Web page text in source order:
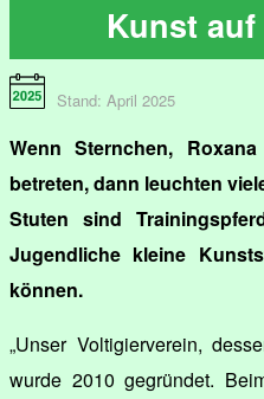
Kunst
Stand: April 2025
Wenn Sternchen,
betreten, dann leuchten
Stuten sind
Jugendliche kleine
können.
„Unser Voltigierverein,
wurde 2010 gegründet.